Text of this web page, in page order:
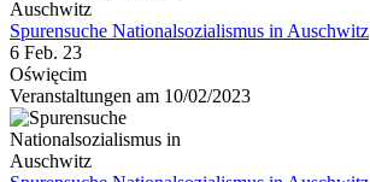
Spurensuche Nationalsozialismus in Auschwitz
6 Feb. 23
Oświęcim
Veranstaltungen am 10/02/2023